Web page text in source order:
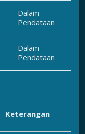
Dalam
Pendataan
Dalam
Pendataan
Keterangan